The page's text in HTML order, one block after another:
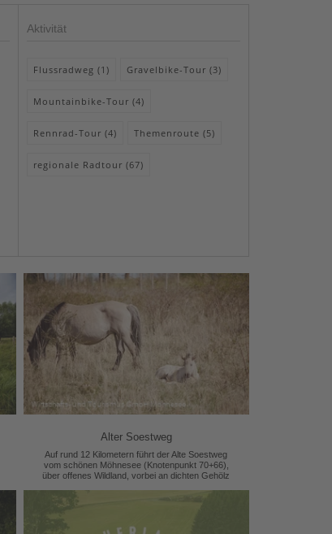
Aktivität
Flussradweg (1) Gravelbike-Tour (3)
Mountainbike-Tour (4)
Rennrad-Tour (4) Themenroute (5)
regionale Radtour (67)
Alter Soestweg
Auf rund 12 Kilometern führt der Alte Soestweg
vom schönen Möhnesee (Knotenpunkt 70+66),
über offenes Wildland, vorbei an dichten Gehölz
geschotterten Wegen, bis in die historische
umgekehrt.